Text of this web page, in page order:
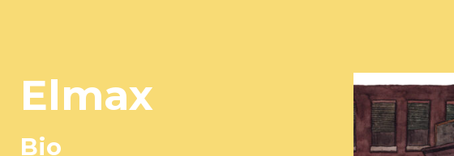
Elmax
Bio